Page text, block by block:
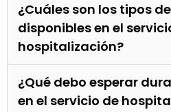
¿Cuáles son los tipos
disponibles en el
hospitalización?
¿Qué debo esperar
en el servicio de